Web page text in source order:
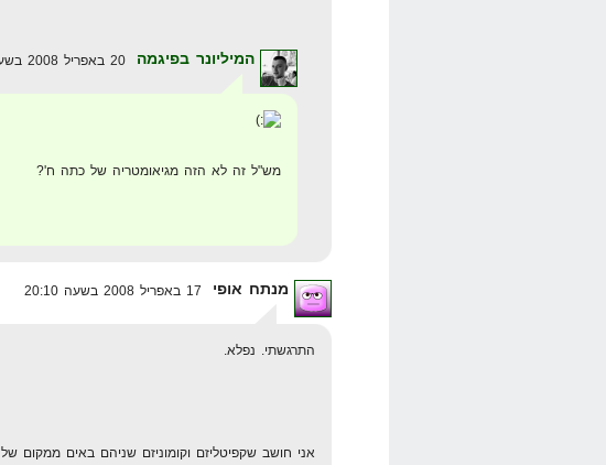
המיליונר בפיגמה
מש"ל זה לא הזה מגיאומטריה של כתה ח'?
מנתח אופי
התרגשתי. נפלא.
אני חושב שקפיטליזם וקומוניזם שניהם באים ממקום של